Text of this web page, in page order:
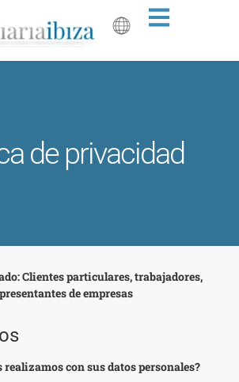
de privacidad
Clientes particulares, trabajadores,
de empresas
con sus datos personales?